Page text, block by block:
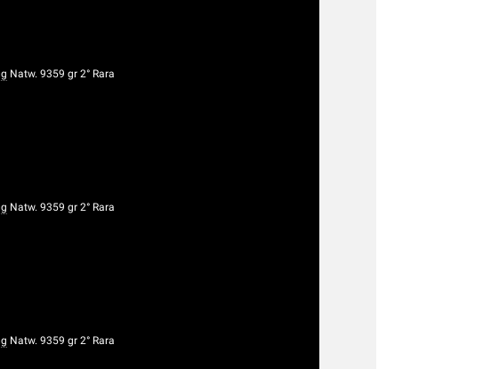
Natw. 9359 gr 2° Rara
Natw. 9359 gr 2° Rara
Natw. 9359 gr 2° Rara